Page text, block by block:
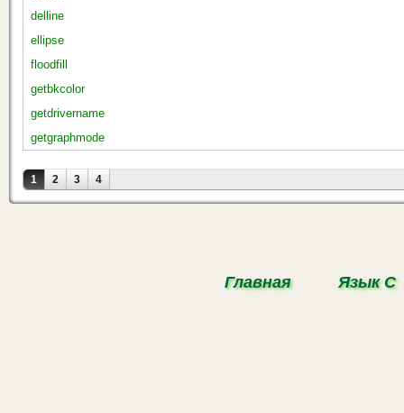
delline
ellipse
floodfill
getbkcolor
getdrivername
getgraphmode
Страницы
1 2 3 4
Главная Язык С